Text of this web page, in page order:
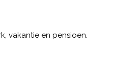
vakantie en pensioen.